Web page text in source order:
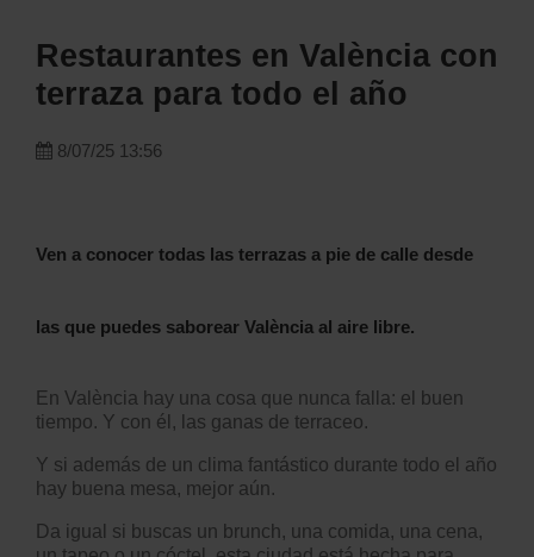
Restaurantes en València con
terraza para todo el año
8/07/25 13:56
Ven a conocer todas las terrazas a pie de calle desde
las que puedes saborear València al aire libre.
En València hay una cosa que nunca falla: el buen
tiempo. Y con él, las ganas de terraceo.
Y si además de un clima fantástico durante todo el año
hay buena mesa, mejor aún.
Da igual si buscas un brunch, una comida, una cena,